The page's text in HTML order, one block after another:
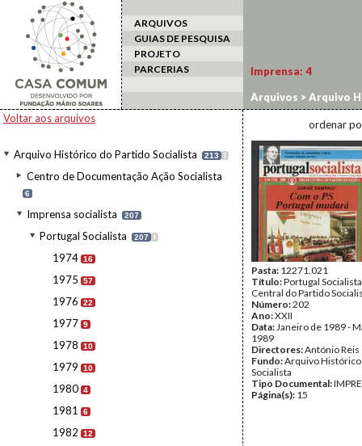
ARQUIVOS
GUIAS DE PESQUISA
PROJETO
PARCERIAS
Voltar aos arquivos
Arquivo Histórico do Partido Socialista 213 I
Centro de Documentação Ação Socialista
6
Imprensa socialista 207
Portugal Socialista 207 I
1974 16
1975 57
1976 22
1977 9
1978 10
1979 10
1980 4
1981 6
1982 12
Imprensa: 4
Arquivos >Arquivo
ordenar
Pasta: 12271.021
Título:Portugal
Central do Partido
Número:202
Ano:XXII
Data:Janeiro de 1989 -
1989
Directores:António Reis
Fundo:Arquivo
Socialista
Tipo Documental:
Página(s): 15